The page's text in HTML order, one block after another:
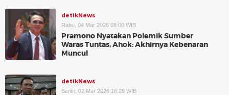
detikNews
Rabu, 04 Mar 2026 08:00 WIB
Pramono Nyatakan Polemik Sumber
Waras Tuntas, Ahok: Akhirnya Kebenaran
Muncul
detikNews
Senin, 02 Mar 2026 16:29 WIB